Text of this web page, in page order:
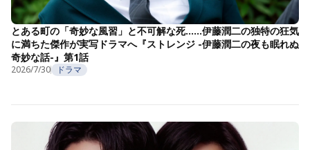
とある町の「奇妙な風習」と不可解な死……伊藤潤二の独特の狂気
に満ちた傑作が実写ドラマへ『ストレンジ -伊藤潤二の夜も眠れぬ
奇妙な話-』第1話
2026/7/30 ドラマ